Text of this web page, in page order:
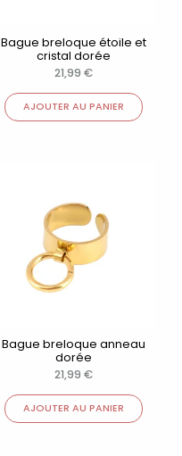
Bague breloque étoile et
cristal dorée
21,99 €
AJOUTER AU PANIER
Bague breloque anneau
dorée
21,99 €
AJOUTER AU PANIER